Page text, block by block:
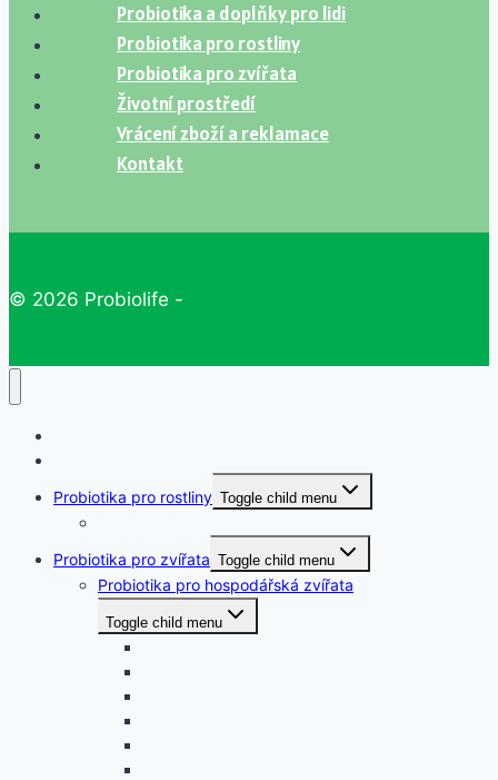
Probiotika a doplňky pro lidi
Probiotika pro rostliny
Probiotika pro zvířata
Životní prostředí
Vrácení zboží a reklamace
Kontakt
© 2026 Probiolife -
Probiotika pro rostliny Toggle child menu
Probiotika pro zvířata Toggle child menu
Probiotika pro hospodářská zvířata
Toggle child menu